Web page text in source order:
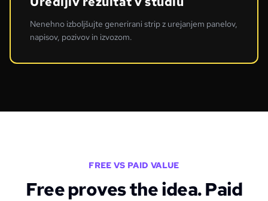
Nenehno izboljšujte generirani strip z urejanjem panelov,
napisov, pozivov in izvozom.
FREE VS PAID VALUE
Free proves the idea. Paid